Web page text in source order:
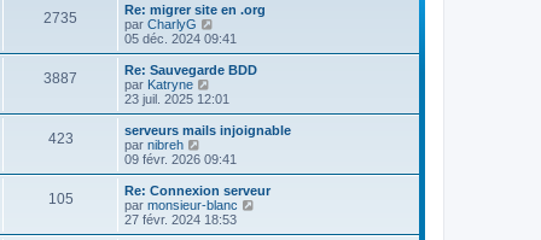
2735
Re: migrer site en .org
par CharlyG
o
i
r
e
e
r
n
i
r
m
e
05 déc. 2024 09:41
3887
Re: Sauvegarde BDD
par Katryne
o
i
r
e
r
n
i
23 juil. 2025 12:01
423
serveurs mails injoignable
par nibreh
o
i
r
l
e
09 févr. 2026 09:41
105
Re: Connexion serveur
par monsieur-blanc
i
27 févr. 2024 18:53